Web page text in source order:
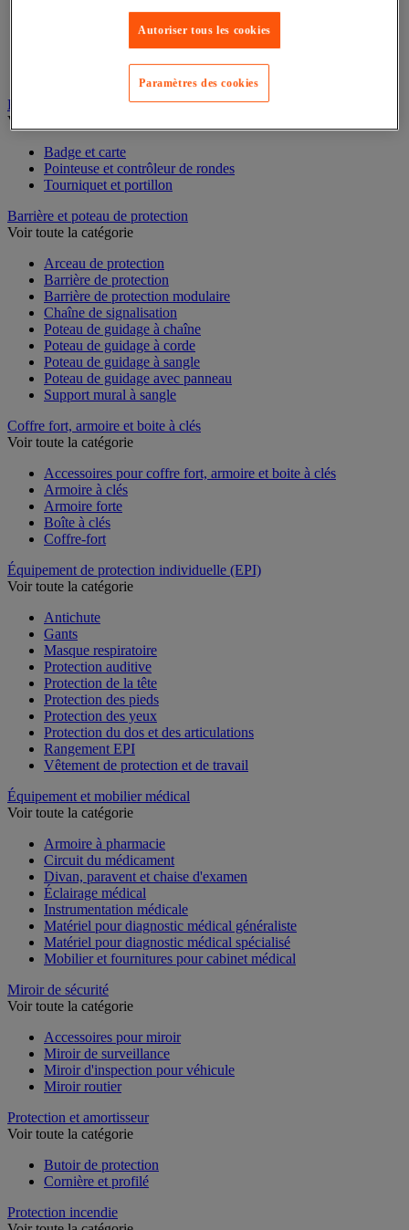
Chariot de rétention
Badge et pointeuse
Voir toute la catégorie
Badge et carte
Pointeuse et contrôleur de rondes
Tourniquet et portillon
Barrière et poteau de protection
Voir toute la catégorie
Arceau de protection
Barrière de protection
Barrière de protection modulaire
Chaîne de signalisation
Poteau de guidage à chaîne
Poteau de guidage à corde
Poteau de guidage à sangle
Poteau de guidage avec panneau
Support mural à sangle
Coffre fort, armoire et boite à clés
Voir toute la catégorie
Accessoires pour coffre fort, armoire et boite à clés
Armoire à clés
Armoire forte
Boîte à clés
Coffre-fort
Équipement de protection individuelle (EPI)
Voir toute la catégorie
Antichute
Gants
Masque respiratoire
Protection auditive
Protection de la tête
Protection des pieds
Protection des yeux
Protection du dos et des articulations
Rangement EPI
Vêtement de protection et de travail
Équipement et mobilier médical
Voir toute la catégorie
Armoire à pharmacie
Circuit du médicament
Divan, paravent et chaise d'examen
Éclairage médical
Instrumentation médicale
Matériel pour diagnostic médical généraliste
Matériel pour diagnostic médical spécialisé
Mobilier et fournitures pour cabinet médical
Miroir de sécurité
Voir toute la catégorie
Accessoires pour miroir
Miroir de surveillance
Miroir d'inspection pour véhicule
Miroir routier
Protection et amortisseur
Voir toute la catégorie
Butoir de protection
Cornière et profilé
Protection incendie
Autoriser tous les cookies
Paramètres des cookies